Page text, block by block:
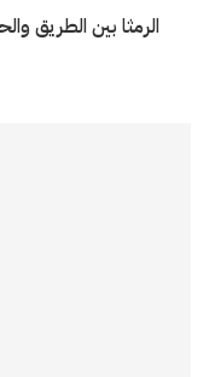
الرمثا بين الطريق